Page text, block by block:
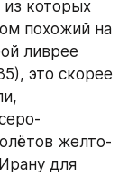
которых
похожий на
ливрее
это скорее
желто-
для